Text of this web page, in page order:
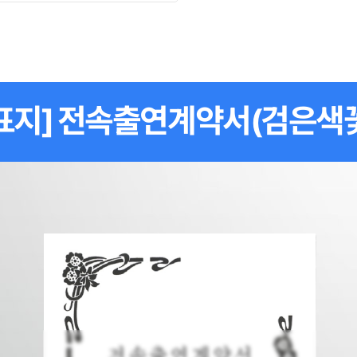
지] 전속출연계약서(검은색